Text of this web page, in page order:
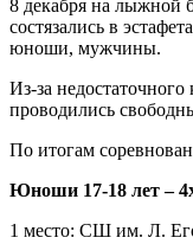
8 декабря на лыжной
состязались в
юноши, мужчины.
Из-за недостаточного
проводились
По итогам
Юноши 17-18 лет –
1 место: СШ им. Л.